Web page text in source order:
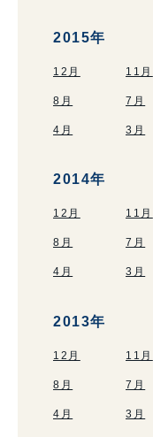
2015年
12月 11月
8月 7月
4月 3月
2014年
12月 11月
8月 7月
4月 3月
2013年
12月 11月
8月 7月
4月 3月